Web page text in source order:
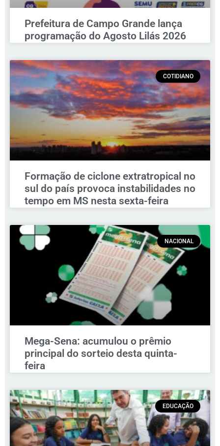
Prefeitura de Campo Grande lança
programação do Agosto Lilás 2026
COTIDIANO
Formação de ciclone extratropical no
sul do país provoca instabilidades no
tempo em MS nesta sexta-feira
NACIONAL
Mega-Sena: acumulou o prêmio
principal do sorteio desta quinta-
feira
EDUCAÇÃO